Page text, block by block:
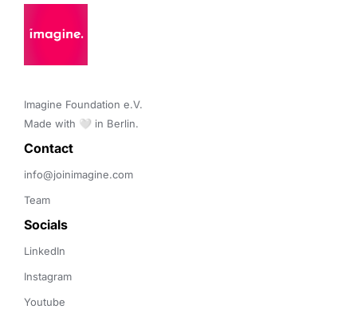
Imagine Foundation e.V.
Made with 🤍 in Berlin.
Contact
info@joinimagine.com
Team
Socials
LinkedIn
Instagram
Youtube